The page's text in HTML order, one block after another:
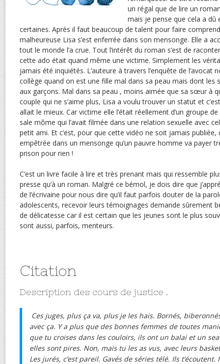
un régal que de lire un
mais je pense que cela a dû
certaines. Après il faut beaucoup de talent pour faire
malheureuse Lisa s’est enferrée dans son mensonge. Elle a
tout le monde l’a crue. Tout l’intérêt du roman s’est de
cette ado était quand même une victime. Simplement les
jamais été inquiétés. L’auteure à travers l’enquête de l’avocat
collège quand on est une fille mal dans sa peau mais dont les
aux garçons. Mal dans sa peau , moins aimée que sa sœur à
couple qui ne s’aime plus, Lisa a voulu trouver un statut et
allait le mieux. Car victime elle l’était réellement d’un groupe
sale môme qui l’avait filmée dans une relation sexuelle avec
petit ami. Et c’est, pour que cette vidéo ne soit jamais publiée,
empêtrée dans un mensonge qu’un pauvre homme va payer
prison pour rien !
C’est un livre facile à lire et très prenant mais qui ressemble
presse qu’à un roman. Malgré ce bémol, je dois dire que
de l’écrivaine pour nous dire qu’il faut parfois douter de la
adolescents, recevoir leurs témoignages demande sûrement
de délicatesse car il est certain que les jeunes sont le plus
sont aussi, parfois, menteurs.
Citation
Description des cours de justice .
Ces juges, plus ça va, plus je les hais. Bornés,
avec ça. Y a plus que des bonnes femmes de toutes
que tu croises dans les couloirs, ils ont un balai et un
elles sont pires. Non, mais tu les as vus, avec leurs
Les jurés, c’est pareil. Gavés de séries télé. Ils t’écoutent.